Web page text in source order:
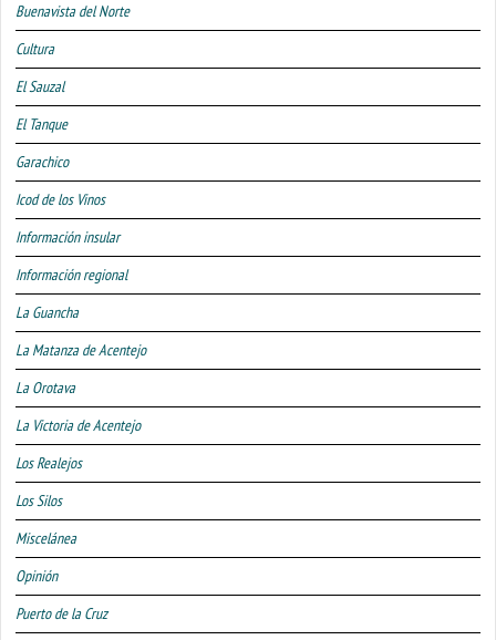
Buenavista del Norte
Cultura
El Sauzal
El Tanque
Garachico
Icod de los Vinos
Información insular
Información regional
La Guancha
La Matanza de Acentejo
La Orotava
La Victoria de Acentejo
Los Realejos
Los Silos
Miscelánea
Opinión
Puerto de la Cruz